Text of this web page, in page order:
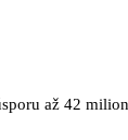
až 42